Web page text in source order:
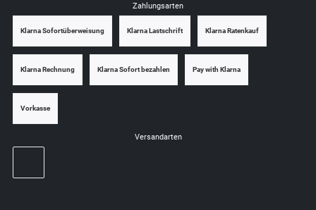
Zahlungsarten
Klarna Sofortüberweisung Klarna Lastschrift Klarna Ratenkauf
Klarna Rechnung Klarna Sofort bezahlen Pay with Klarna
Vorkasse
Versandarten